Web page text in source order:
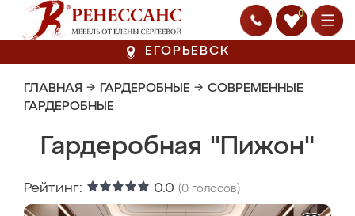
0
ЕГОРЬЕВСК
ГЛАВНАЯ → ГАРДЕРОБНЫЕ → СОВРЕМЕННЫЕ
ГАРДЕРОБНЫЕ
Гардеробная "Пижон"
Рейтинг: 0.0 (0 голосов)